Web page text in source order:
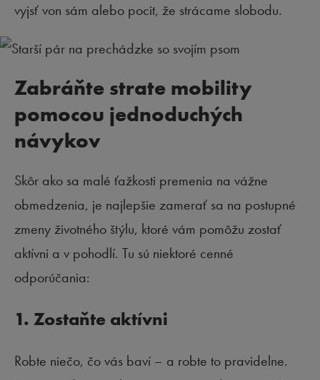
vyjsť von sám alebo pocit, že strácame slobodu.
Zabráňte strate mobility
pomocou jednoduchých
návykov
Skôr ako sa malé ťažkosti premenia na vážne
obmedzenia, je najlepšie zamerať sa na postupné
zmeny životného štýlu, ktoré vám pomôžu zostať
aktívni a v pohodlí. Tu sú niektoré cenné
odporúčania:
1. Zostaňte aktívni
Robte niečo, čo vás baví – a robte to pravidelne.